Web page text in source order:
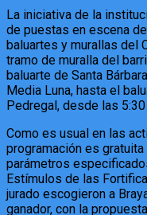
La iniciativa de la
de puestas en escena
baluartes y murallas del
tramo de muralla del
baluarte de Santa
Media Luna, hasta el
Pedregal, desde las 5:30
Como es usual en las
programación es
parámetros
Estímulos de las
jurado escogieron a
ganador, con la